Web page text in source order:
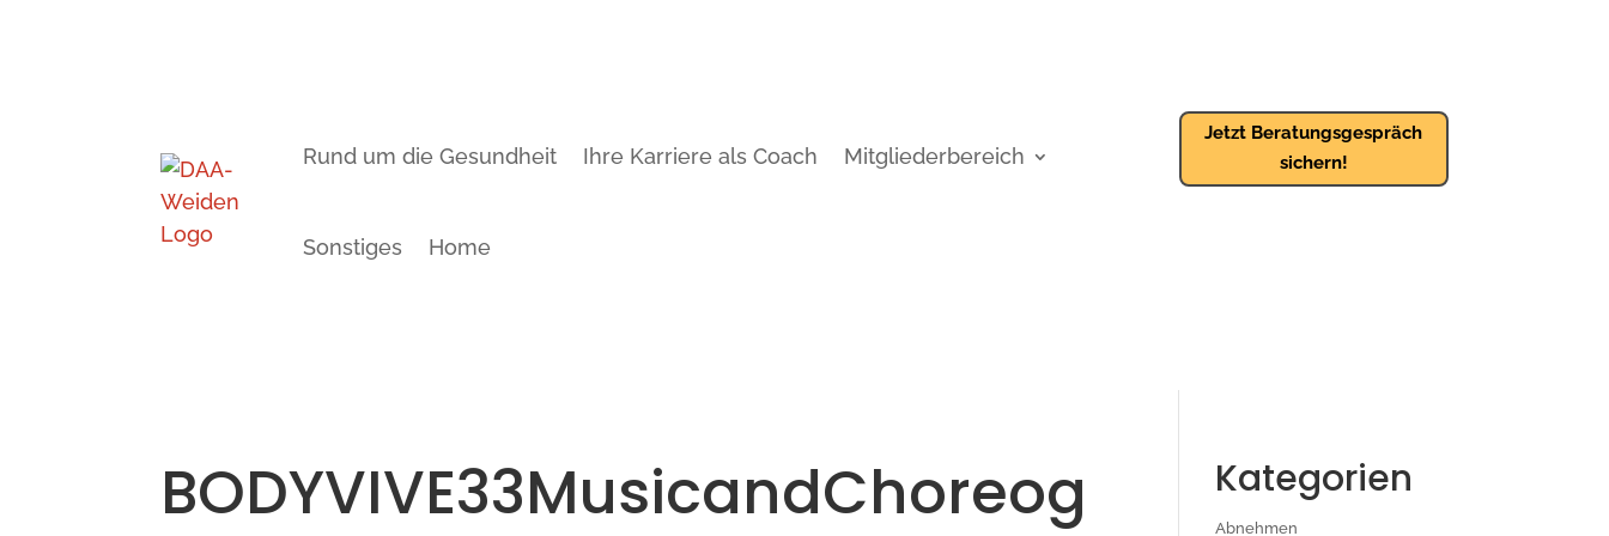
Rund um die Gesundheit Ihre Karriere als Coach Mitgliederbereich
Sonstiges Home
Jetzt Beratungsgespräch
sichern!
BODYVIVE33MusicandChoreog
Kategorien
Abnehmen